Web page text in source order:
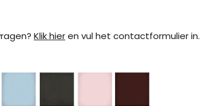
Klik hieren vul het contactformulier in.